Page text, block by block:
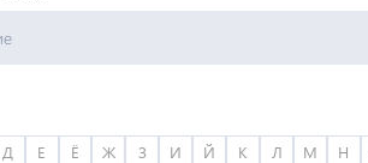
Д Е Ё Ж З И Й К Л М Н